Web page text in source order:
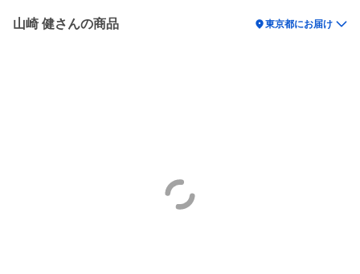
山崎 健さんの商品 location_on東京都にお届け